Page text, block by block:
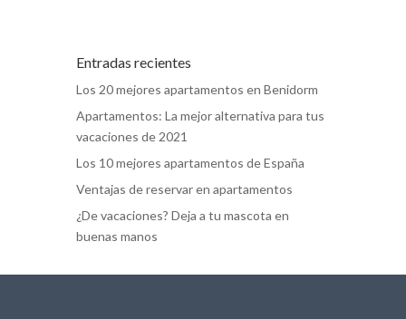
Entradas recientes
Los 20 mejores apartamentos en Benidorm
Apartamentos: La mejor alternativa para tus
vacaciones de 2021
Los 10 mejores apartamentos de España
Ventajas de reservar en apartamentos
¿De vacaciones? Deja a tu mascota en
buenas manos